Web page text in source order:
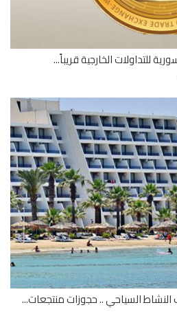
الخارجية قريباً...
السياحي .. حجوزات منتجعات...